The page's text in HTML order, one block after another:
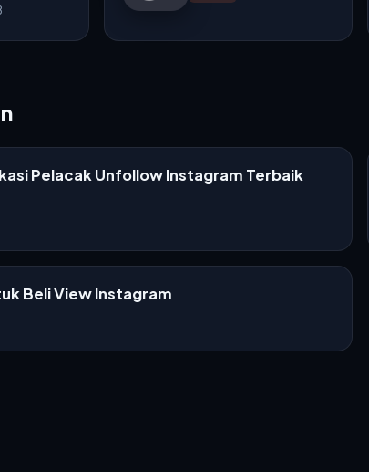
Pelacak Unfollow Instagram Terbaik
Beli View Instagram